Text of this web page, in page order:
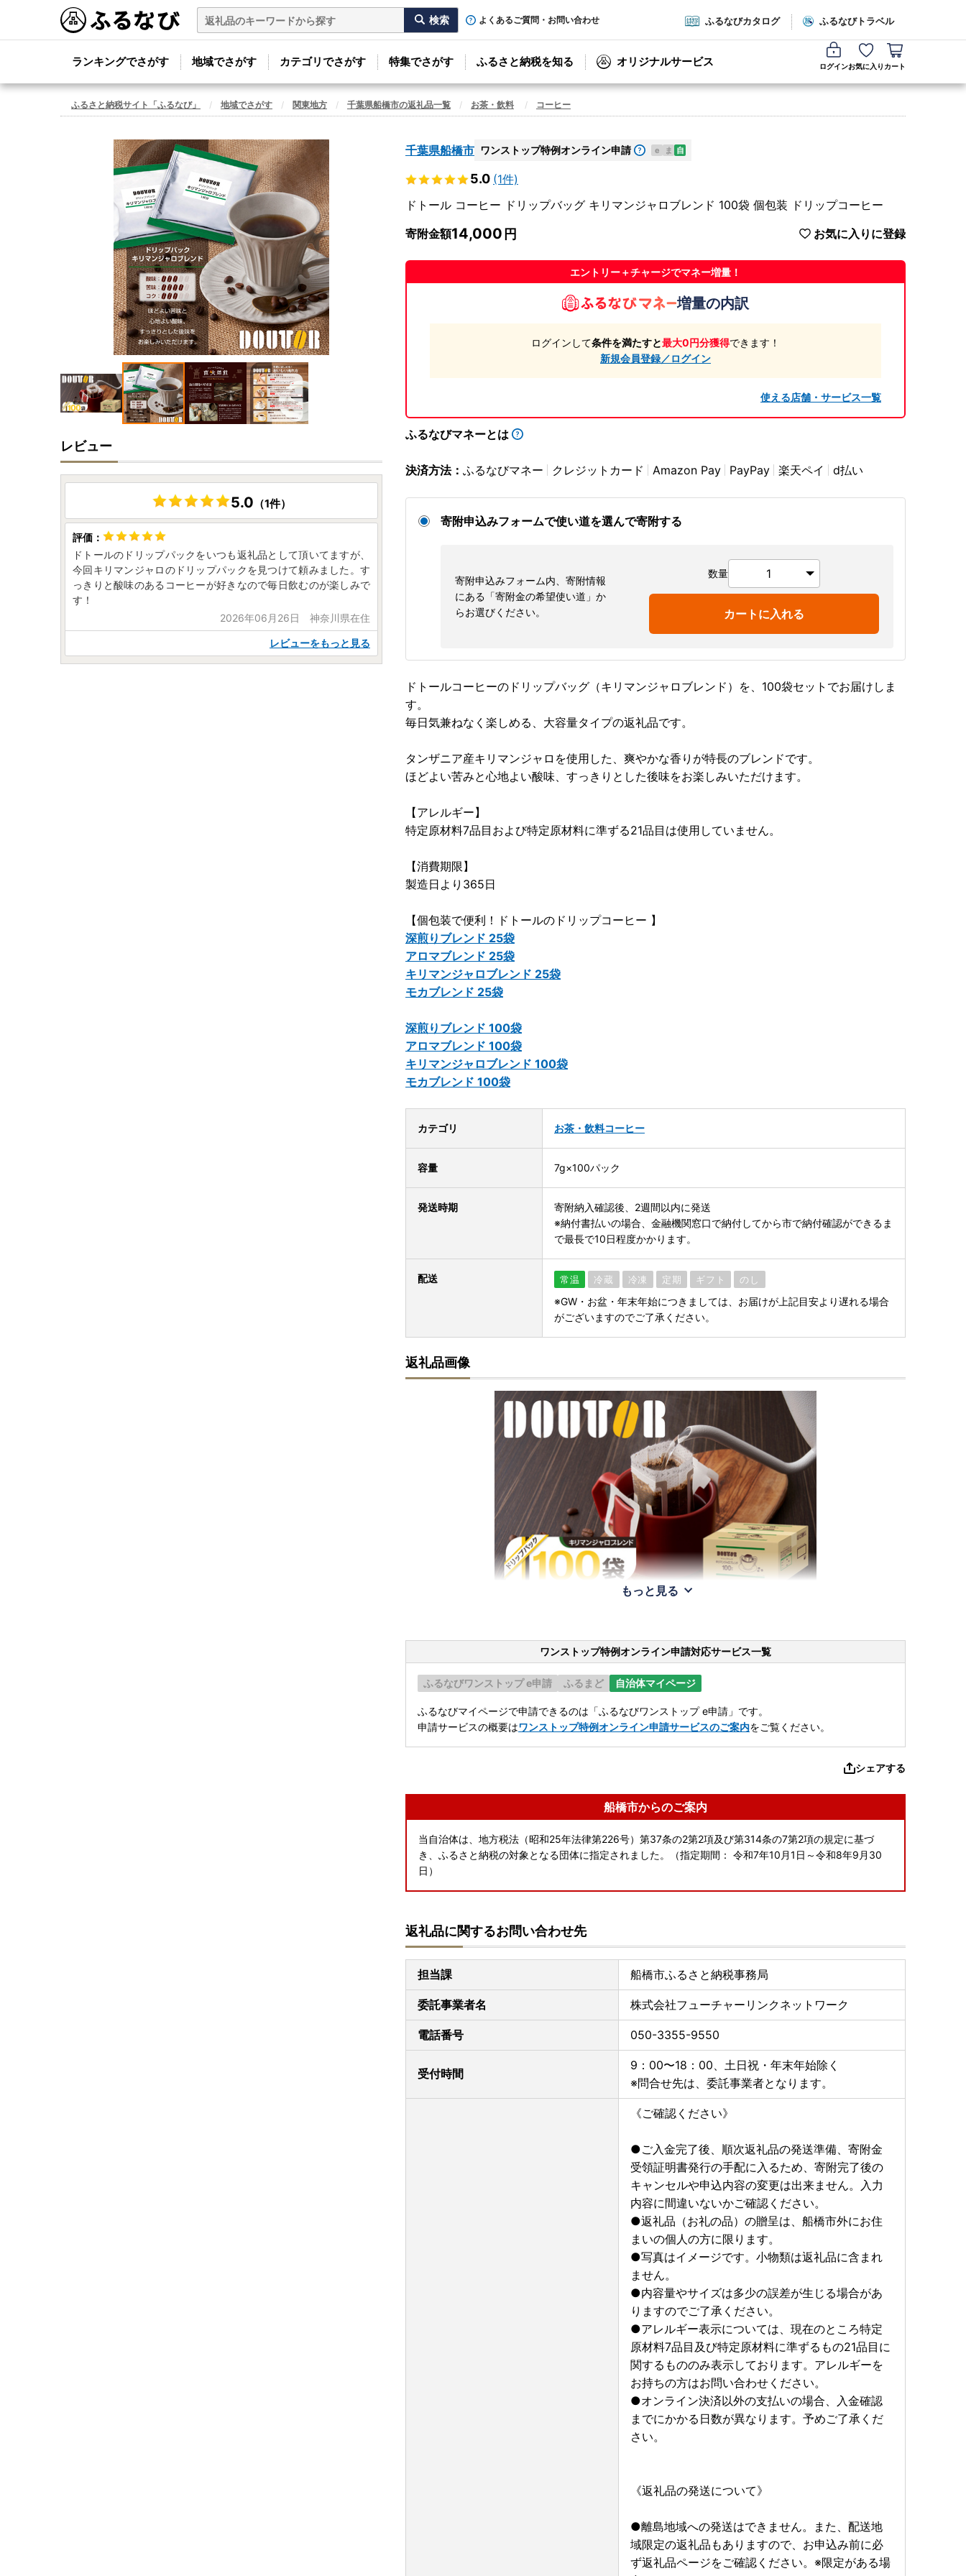
よくあるご質問・お問い合わせ ふるなびカタログ ふるなびトラベル
ランキングでさがす 地域でさがす カテゴリでさがす 特集でさがす ふるさと納税を知る オリジナルサービス ログインお気に入り カート
ふるさと納税サイト「ふるなび」 地域でさがす 関東地方 千葉県船橋市の返礼品一覧 お茶・飲料 コーヒー
千葉県船橋市 ワンストップ特例オンライン申請 e ま 自
5.0 (1件)
ドトール コーヒー ドリップバッグ キリマンジャロブレンド 100袋 個包装 ドリップコーヒー
寄附金額14,000 お気に入りに登録
エントリー＋チャージでマネー増量！
増量の内訳
ログインして条件を満たすと最大0円分獲得できます！
新規会員登録／ログイン
使える店舗・サービス一覧
ふるなびマネーとは
決済方法： ふるなびマネー クレジットカード Amazon Pay PayPay 楽天ペイ d払い
寄附申込みフォームで使い道を選んで寄附する
寄附申込みフォーム内、寄附情報
にある「寄附金の希望使い道」か
らお選びください。
数量
カートに入れる
ドトールコーヒーのドリップバッグ（キリマンジャロブレンド）を、100袋セットでお届けしま
す。
毎日気兼ねなく楽しめる、大容量タイプの返礼品です。
タンザニア産キリマンジャロを使用した、爽やかな香りが特長のブレンドです。
ほどよい苦みと心地よい酸味、すっきりとした後味をお楽しみいただけます。
【アレルギー】
特定原材料7品目および特定原材料に準ずる21品目は使用していません。
【消費期限】
製造日より365日
【個包装で便利！ドトールのドリップコーヒー 】
深煎りブレンド 25袋
アロマブレンド 25袋
キリマンジャロブレンド 25袋
モカブレンド 25袋
深煎りブレンド 100袋
アロマブレンド 100袋
キリマンジャロブレンド 100袋
モカブレンド 100袋
カテゴリ お茶・飲料コーヒー
容量 7g×100パック
発送時期
寄附納入確認後、2週間以内に発送
※納付書払いの場合、金融機関窓口で納付してから市で納付確認ができるま
で最長で10日程度かかります。
配送 常温 冷蔵 冷凍 定期 ギフト のし
※GW・お盆・年末年始につきましては、お届けが上記目安より遅れる場合
がございますのでご了承ください。
返礼品画像
もっと見る
ワンストップ特例オンライン申請対応サービス一覧
ふるなびワンストップ e申請 ふるまど 自治体マイページ
ふるなびマイページで申請できるのは「ふるなびワンストップ e申請」です。
申請サービスの概要はワンストップ特例オンライン申請サービスのご案内をご覧ください。
シェアする
船橋市からのご案内
当自治体は、地方税法（昭和25年法律第226号）第37条の2第2項及び第314条の7第2項の規定に基づ
き、ふるさと納税の対象となる団体に指定されました。（指定期間： 令和7年10月1日～令和8年9月30
日）
返礼品に関するお問い合わせ先
担当課 船橋市ふるさと納税事務局
委託事業者名 株式会社フューチャーリンクネットワーク
電話番号 050-3355-9550
受付時間
9：00〜18：00、土日祝・年末年始除く
※問合せ先は、委託事業者となります。
《ご確認ください》
●ご入金完了後、順次返礼品の発送準備、寄附金
受領証明書発行の手配に入るため、寄附完了後の
キャンセルや申込内容の変更は出来ません。入力
内容に間違いないかご確認ください。
●返礼品（お礼の品）の贈呈は、船橋市外にお住
まいの個人の方に限ります。
●写真はイメージです。小物類は返礼品に含まれ
ません。
●内容量やサイズは多少の誤差が生じる場合があ
りますのでご了承ください。
●アレルギー表示については、現在のところ特定
原材料7品目及び特定原材料に準ずるもの21品目に
関するもののみ表示しております。アレルギーを
お持ちの方はお問い合わせください。
●オンライン決済以外の支払いの場合、入金確認
までにかかる日数が異なります。予めご了承くだ
さい。
《返礼品の発送について》
●離島地域への発送はできません。また、配送地
域限定の返礼品もありますので、お申込み前に必
ず返礼品ページをご確認ください。※限定がある場
レビュー
5.0 （1件）
ドトールのドリップパックをいつも返礼品として頂いてますが、
今回キリマンジャロのドリップパックを見つけて頼みました。す
っきりと酸味のあるコーヒーが好きなので毎日飲むのが楽しみで
す！
2026年06月26日 神奈川県在住
レビューをもっと見る